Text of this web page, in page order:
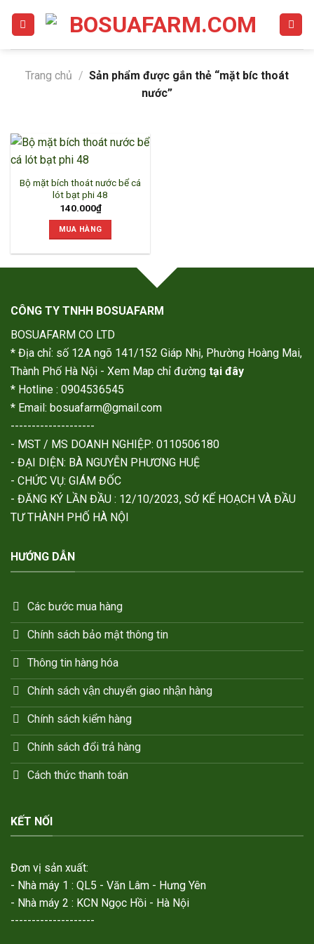
Trang chủ / Sản phẩm được gắn thẻ “mặt bíc thoát
nước”
Bộ mặt bích thoát nước bể cá
lót bạt phi 48
140.000₫
MUA HÀNG
CÔNG TY TNHH BOSUAFARM
BOSUAFARM CO LTD
* Địa chỉ: số 12A ngõ 141/152 Giáp Nhị, Phường Hoàng Mai,
Thành Phố Hà Nội - Xem Map chỉ đường tại đây
* Hotline : 0904536545
* Email: bosuafarm@gmail.com
--------------------
- MST / MS DOANH NGHIỆP: 0110506180
- ĐẠI DIỆN: BÀ NGUYỄN PHƯƠNG HUỆ
- CHỨC VỤ: GIÁM ĐỐC
- ĐĂNG KÝ LẦN ĐẦU : 12/10/2023, SỞ KẾ HOẠCH VÀ ĐẦU
TƯ THÀNH PHỐ HÀ NỘI
HƯỚNG DẪN
Các bước mua hàng
Chính sách bảo mật thông tin
Thông tin hàng hóa
Chính sách vận chuyển giao nhận hàng
Chính sách kiểm hàng
Chính sách đổi trả hàng
Cách thức thanh toán
KẾT NỐI
Đơn vị sản xuất:
- Nhà máy 1 : QL5 - Văn Lâm - Hưng Yên
- Nhà máy 2 : KCN Ngọc Hồi - Hà Nội
--------------------